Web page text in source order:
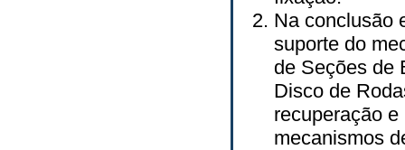
Na conclusão
suporte do
de Seções de
Disco de
recuperação
mecanismos